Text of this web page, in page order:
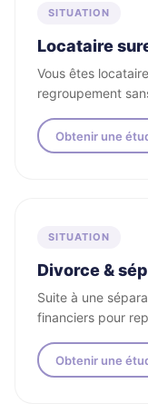
SITUATION
Locataire
Vous êtes
regroupement
Obtenir une
SITUATION
Divorce &
Suite à une
financiers pour
Obtenir une